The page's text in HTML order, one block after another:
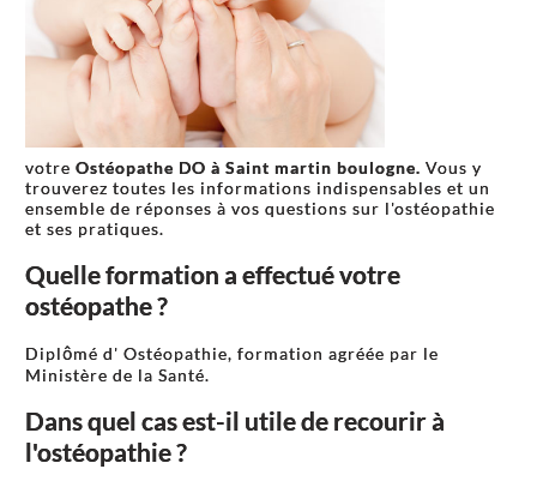
votre Ostéopathe DO à Saint martin boulogne. Vous y
trouverez toutes les informations indispensables et un
ensemble de réponses à vos questions sur l'ostéopathie
et ses pratiques.
Quelle formation a effectué votre
ostéopathe ?
Diplômé d' Ostéopathie, formation agréée par le
Ministère de la Santé.
Dans quel cas est-il utile de recourir à
l'ostéopathie ?